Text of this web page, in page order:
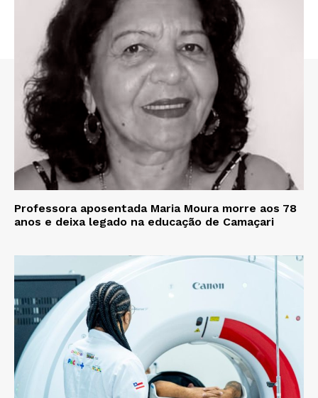
Professora aposentada Maria Moura morre aos 78
anos e deixa legado na educação de Camaçari